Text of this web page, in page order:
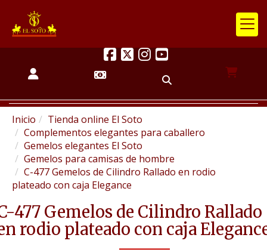
Inicio
Tienda online El Soto
Complementos elegantes para caballero
Gemelos elegantes El Soto
Gemelos para camisas de hombre
C-477 Gemelos de Cilindro Rallado en rodio
plateado con caja Elegance
477 Gemelos de Cilindro Rallado
rodio plateado con caja